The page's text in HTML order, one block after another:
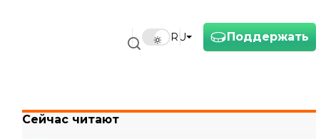
Поддержать
RU
Сейчас читают